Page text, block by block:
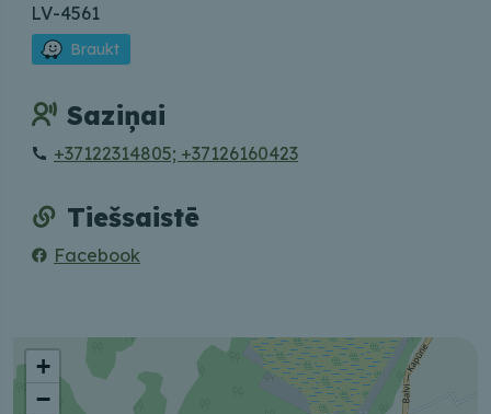
LV-4561
Braukt
Saziņai
+37122314805; +37126160423
Tiešsaistē
Facebook
+
−